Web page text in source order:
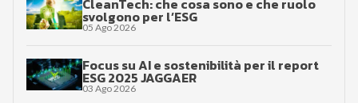
CleanTech: che cosa sono e che ruolo
svolgono per l’ESG
05 Ago 2026
Focus su AI e sostenibilità per il report
ESG 2025 JAGGAER
03 Ago 2026